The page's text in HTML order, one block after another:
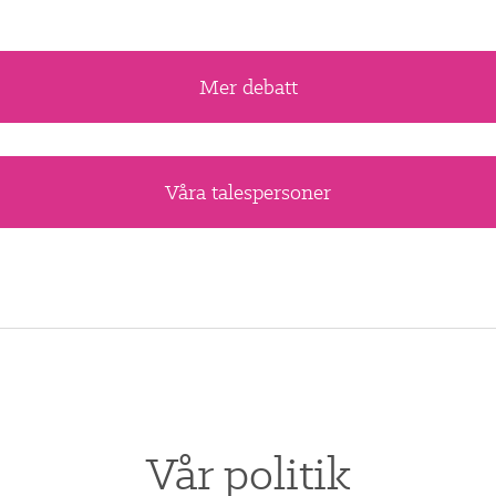
Mer debatt
Våra talespersoner
Vår politik